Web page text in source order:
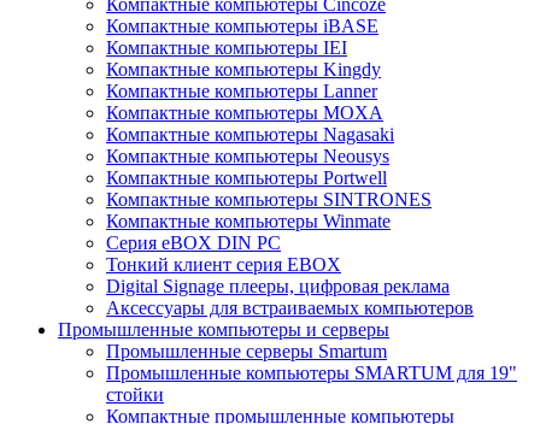
Компактные компьютеры Cincoze
Компактные компьютеры iBASE
Компактные компьютеры IEI
Компактные компьютеры Kingdy
Компактные компьютеры Lanner
Компактные компьютеры MOXA
Компактные компьютеры Nagasaki
Компактные компьютеры Neousys
Компактные компьютеры Portwell
Компактные компьютеры SINTRONES
Компактные компьютеры Winmate
Серия eBOX DIN PC
Тонкий клиент серия EBOX
Digital Signage плееры, цифровая реклама
Аксессуары для встраиваемых компьютеров
Промышленные компьютеры и серверы
Промышленные серверы Smartum
Промышленные компьютеры SMARTUM для 19"
стойки
Компактные промышленные компьютеры